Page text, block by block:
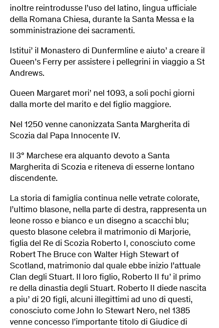
inoltre reintrodusse l’uso del latino, lingua ufficiale
della Romana Chiesa, durante la Santa Messa e la
somministrazione dei sacramenti.
Istitui’ il Monastero di Dunfermline e aiuto’ a creare il
Queen’s Ferry per assistere i pellegrini in viaggio a St
Andrews.
Queen Margaret mori’ nel 1093, a soli pochi giorni
dalla morte del marito e del figlio maggiore.
Nel 1250 venne canonizzata Santa Margherita di
Scozia dal Papa Innocente IV.
Il 3° Marchese era alquanto devoto a Santa
Margherita di Scozia e riteneva di esserne lontano
discendente.
La storia di famiglia continua nelle vetrate colorate,
l’ultimo blasone, nella parte di destra, rappresenta un
leone rosso e bianco e un disegno a scacchi blu;
questo blasone celebra il matrimonio di Marjorie,
figlia del Re di Scozia Roberto I, conosciuto come
Robert The Bruce con Walter High Stewart of
Scotland, matrimonio dal quale ebbe inizio l’attuale
Clan degli Stuart. Il loro figlio, Roberto II fu’ il primo
re della dinastia degli Stuart. Roberto II diede nascita
a piu’ di 20 figli, alcuni illegittimi ad uno di questi,
conosciuto come John lo Stewart Nero, nel 1385
venne concesso l’importante titolo di Giudice di